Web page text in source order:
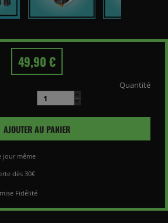
49,90 €
Quantité
AJOUTER AU PANIER
jour même
dès 30€
Fidélité